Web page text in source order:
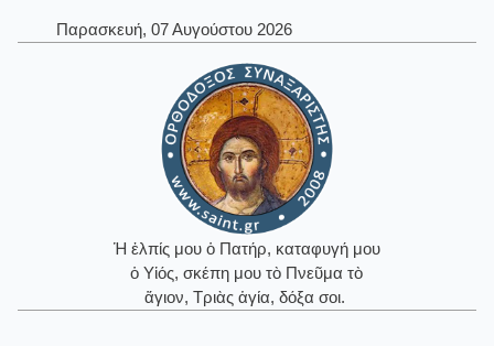
Παρασκευή, 07 Αυγούστου 2026
Ἡ ἐλπίς μου ὁ Πατήρ, καταφυγή μου
ὁ Υἱός, σκέπη μου τὸ Πνεῦμα τὸ
ἅγιον, Τριὰς ἁγία, δόξα σοι.